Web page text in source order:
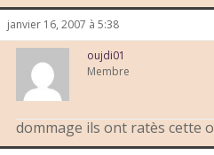
janvier 16, 2007 à 5:38
oujdi01
Membre
dommage ils ont ratès cette